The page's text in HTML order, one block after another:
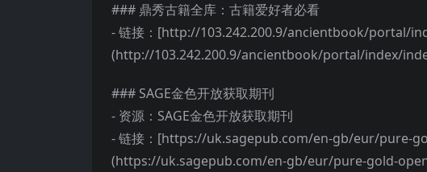
### 鼎秀古籍全库：古籍爱好者必看
- 链接：[http://103.242.200.9/ancientbook/portal/
(http://103.242.200.9/ancientbook/portal/index/
### SAGE金色开放获取期刊
- 资源：SAGE金色开放获取期刊
- 链接：[https://uk.sagepub.com/en-gb/eur/pure-
(https://uk.sagepub.com/en-gb/eur/pure-gold-